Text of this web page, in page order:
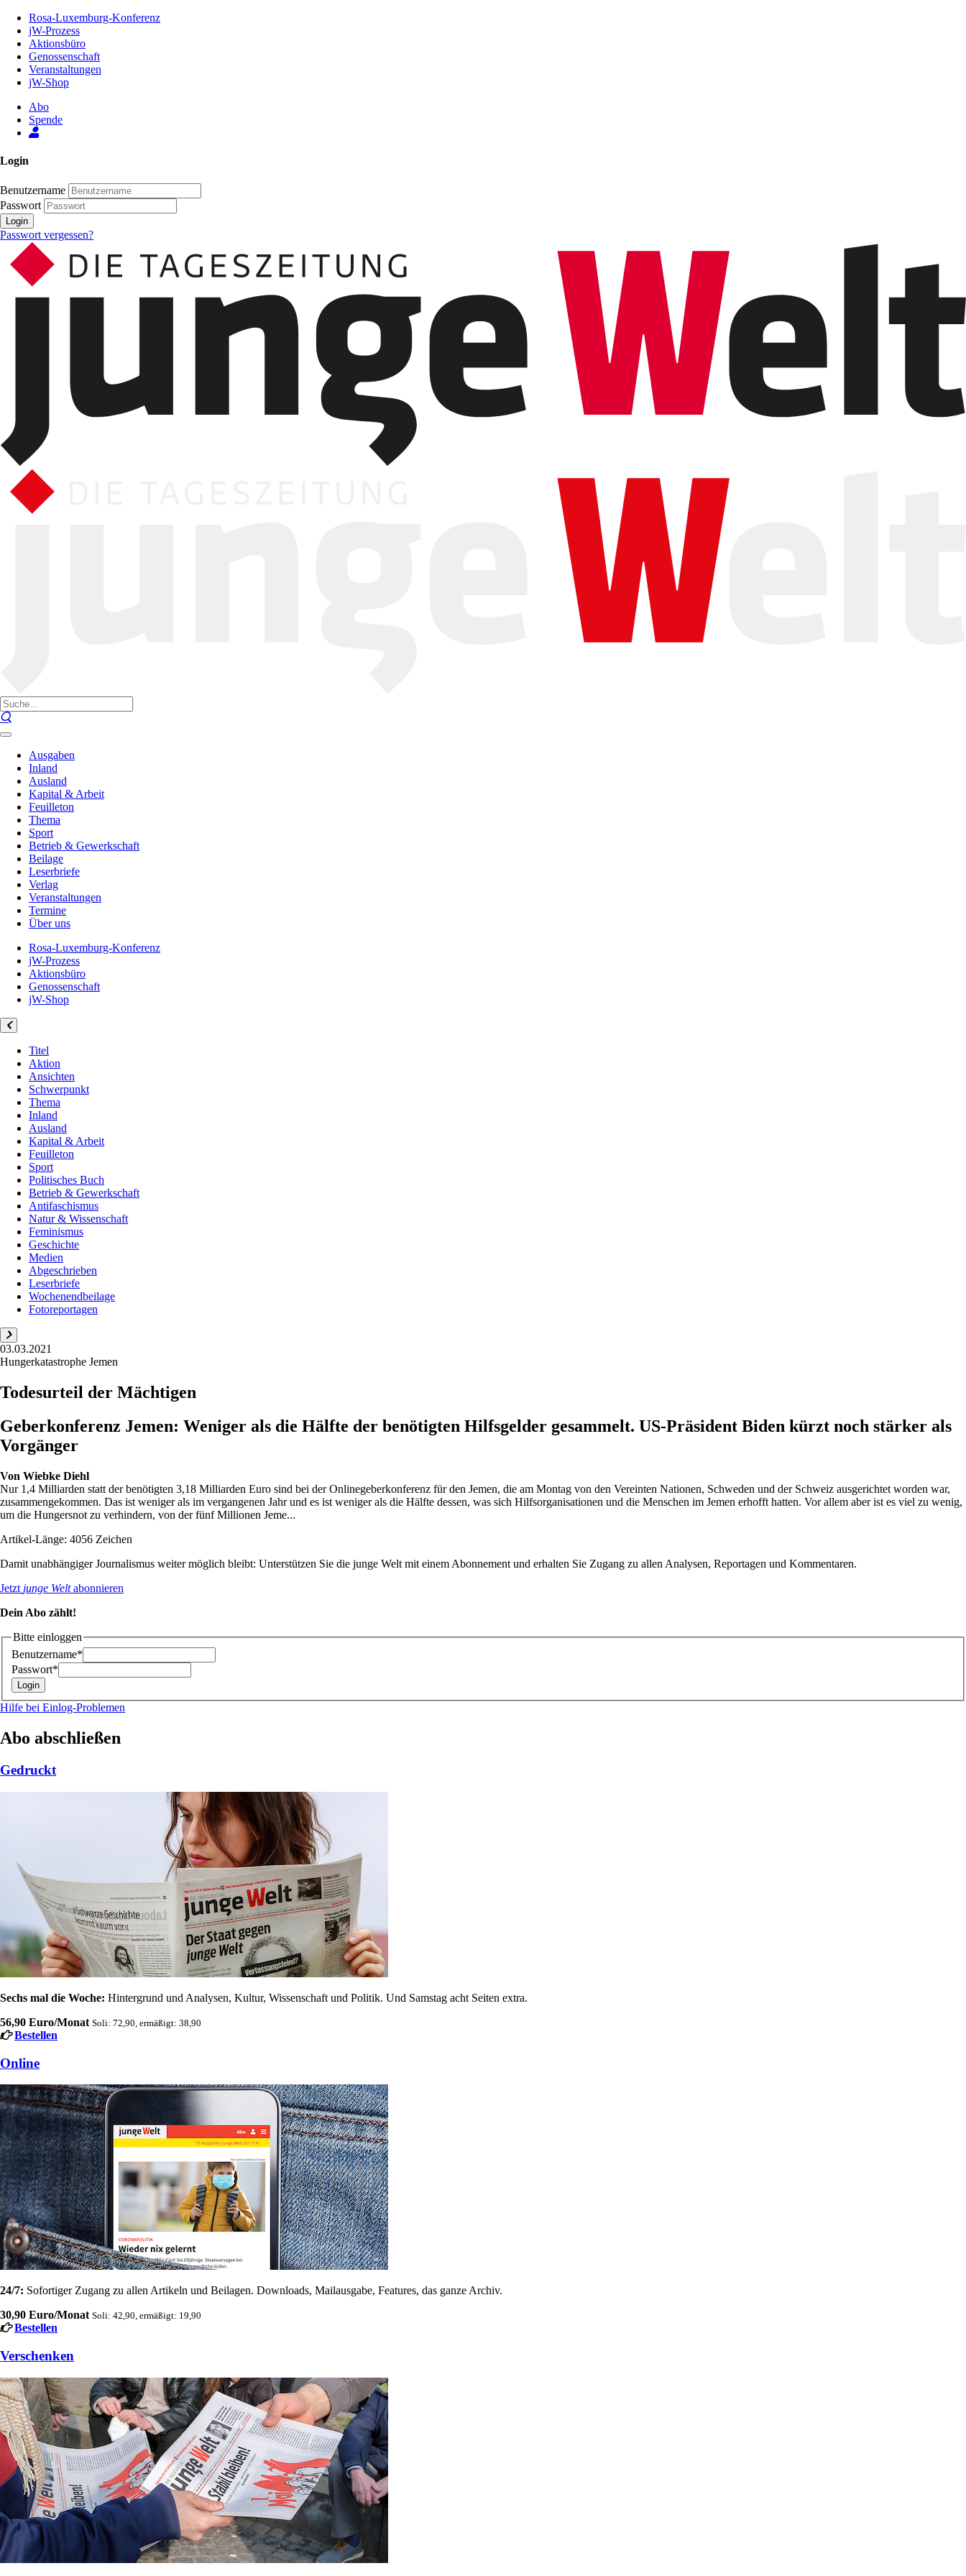
Inhalt
Seite
Rosa-Luxemburg-Konferenz
jW-Prozess
Aktionsbüro
Genossenschaft
Veranstaltungen
jW-Shop
Abo
Spende
Login
Benutzername
Passwort
Login
Passwort vergessen?
Ausgaben
Inland
Ausland
Kapital & Arbeit
Feuilleton
Thema
Sport
Betrieb & Gewerkschaft
Beilage
Leserbriefe
Verlag
Veranstaltungen
Termine
Über uns
Rosa-Luxemburg-Konferenz
jW-Prozess
Aktionsbüro
Genossenschaft
jW-Shop
Titel
Aktion
Ansichten
Schwerpunkt
Thema
Inland
Ausland
Kapital & Arbeit
Feuilleton
Sport
Politisches Buch
Betrieb & Gewerkschaft
Antifaschismus
Natur & Wissenschaft
Feminismus
Geschichte
Medien
Abgeschrieben
Leserbriefe
Wochenendbeilage
Fotoreportagen
03.03.2021
Hungerkatastrophe Jemen
Todesurteil der Mächtigen
Geberkonferenz Jemen: Weniger als die Hälfte der benötigten Hilfsgelder gesammelt. US-Präsident Biden kürzt noch stärker als
Vorgänger
Von Wiebke Diehl
Nur 1,4 Milliarden statt der benötigten 3,18 Milliarden Euro sind bei der Onlinegeberkonferenz für den Jemen, die am Montag von den Vereinten Nationen, Schweden und der Schweiz ausgerichtet worden war,
zusammengekommen. Das ist weniger als im vergangenen Jahr und es ist weniger als die Hälfte dessen, was sich Hilfsorganisationen und die Menschen im Jemen erhofft hatten. Vor allem aber ist es viel zu wenig,
um die Hungersnot zu verhindern, von der fünf Millionen Jeme...
Artikel-Länge: 4056 Zeichen
Damit unabhängiger Journalismus weiter möglich bleibt: Unterstützen Sie die junge Welt mit einem Abonnement und erhalten Sie Zugang zu allen Analysen, Reportagen und Kommentaren.
Jetzt junge Weltabonnieren
Dein Abo zählt!
Bitte einloggen
Benutzername*
Passwort*
Hilfe bei Einlog-Problemen
Abo abschließen
Gedruckt
Sechs mal die Woche: Hintergrund und Analysen, Kultur, Wissenschaft und Politik. Und Samstag acht Seiten extra.
56,90 Euro/Monat Soli: 72,90, ermäßigt: 38,90
Bestellen
Online
24/7: Sofortiger Zugang zu allen Artikeln und Beilagen. Downloads, Mailausgabe, Features, das ganze Archiv.
30,90 Euro/Monat Soli: 42,90, ermäßigt: 19,90
Bestellen
Verschenken